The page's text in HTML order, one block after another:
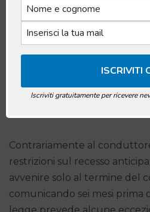
periodo di preavviso.
restituzione dell’immobile e
delle chiavi al termine del
Il Ruolo del
Contrariamente al
restrizioni sul recesso
avvenire solo al termine del
comunicando sei mesi prima
Iscriviti gratuitamente per ricevere